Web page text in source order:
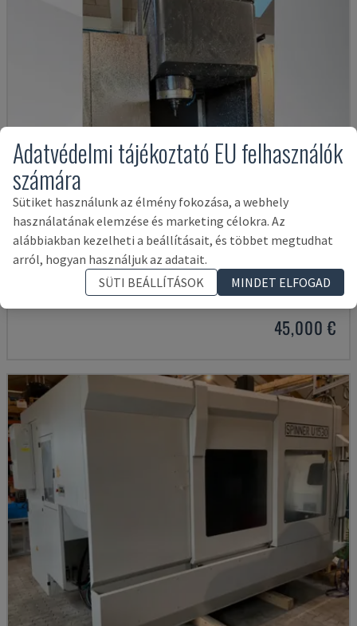
VTC 300C II
MAZAK - FÜGGŐLEGES MEGMUNKÁLÓKÖZPONT
45,000 €
Adatvédelmi tájékoztató EU felhasználók
számára
Sütiket használunk az élmény fokozása, a webhely
használatának elemzése és marketing célokra. Az
alábbiakban kezelheti a beállításait, és többet megtudhat
arról, hogyan használjuk az adatait.
SÜTI BEÁLLÍTÁSOK
MINDET ELFOGAD